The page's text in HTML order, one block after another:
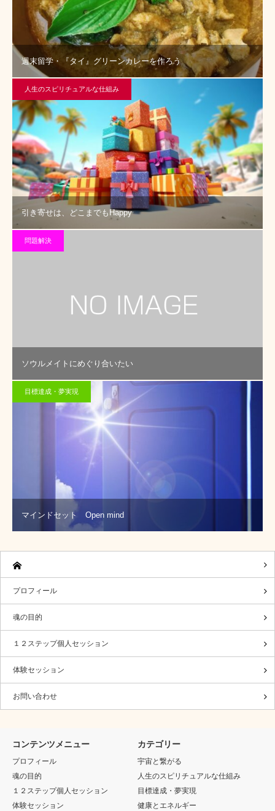
週末留学・『タイ』グリーンカレーを作ろう
人生のスピリチュアルな仕組み
引き寄せは、どこまでもHappy
問題解決
ソウルメイトにめぐり合いたい
目標達成・夢実現
マインドセット Open mind
プロフィール
魂の目的
１２ステップ個人セッション
体験セッション
お問い合わせ
コンテンツメニュー
プロフィール
魂の目的
１２ステップ個人セッション
体験セッション
カテゴリー
宇宙と繋がる
人生のスピリチュアルな仕組み
目標達成・夢実現
健康とエネルギー